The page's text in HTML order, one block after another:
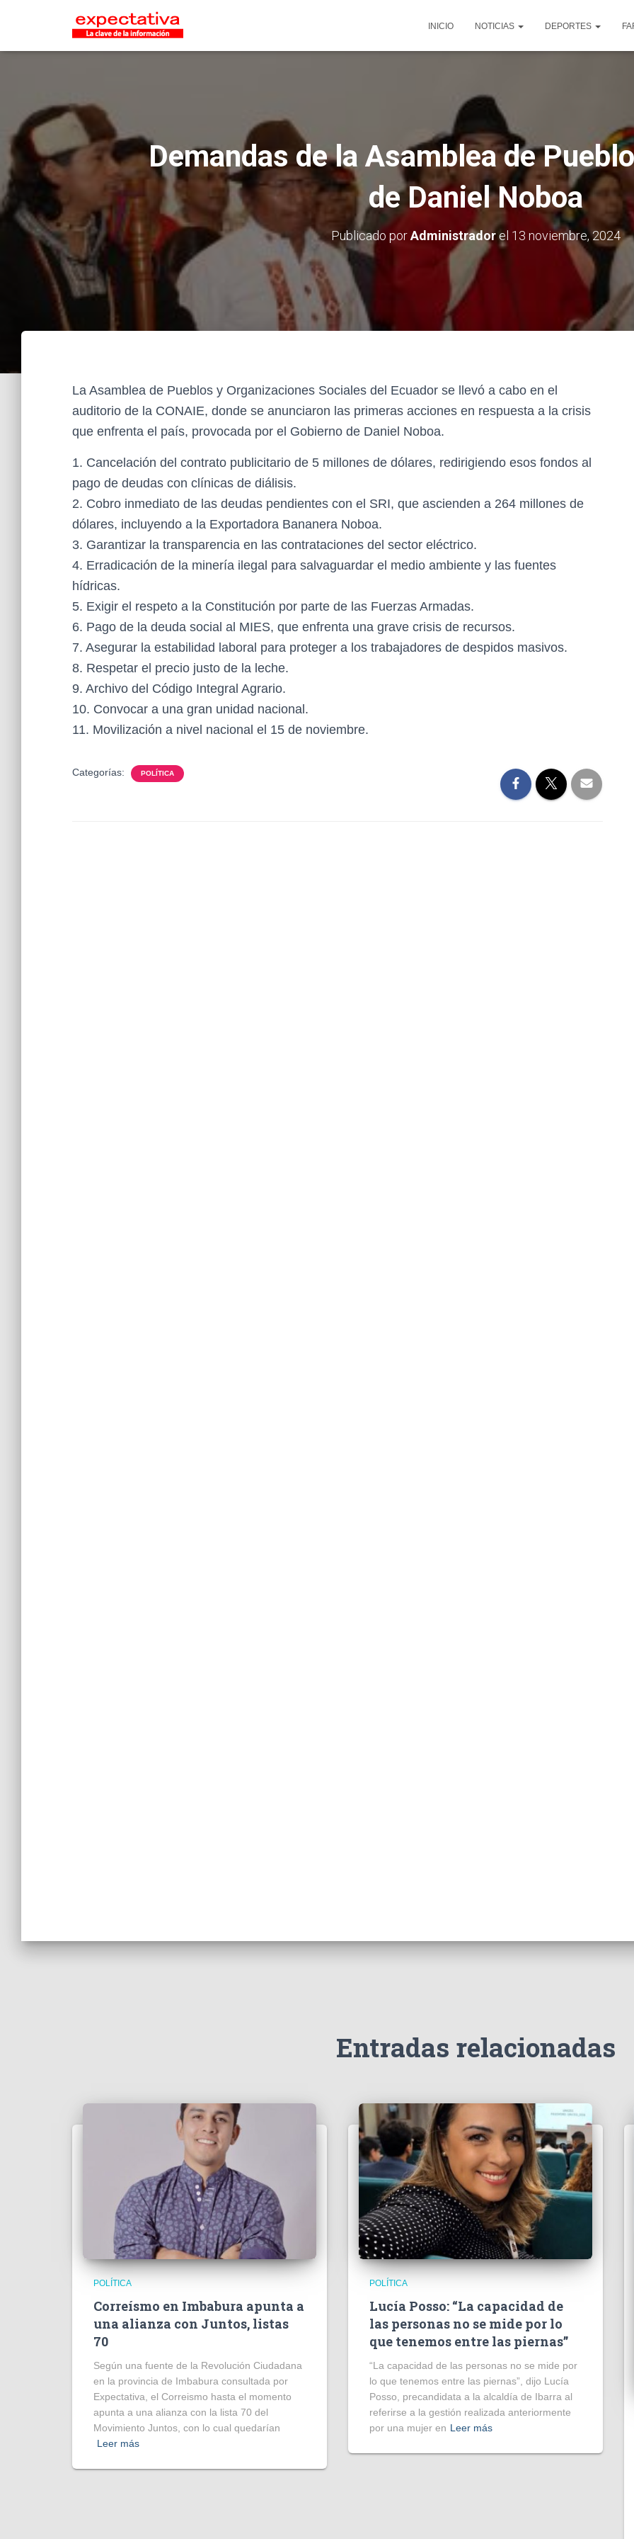
INICIO NOTICIAS DEPORTES
Demandas de la Asamblea de
de Daniel Noboa
Publicado porAdministradorel 13 noviembre, 2024
La Asamblea de Pueblos y Organizaciones Sociales del Ecuador se llevó a cabo en el
auditorio de la CONAIE, donde se anunciaron las primeras acciones en respuesta a la crisis
que enfrenta el país, provocada por el Gobierno de Daniel Noboa.
1. Cancelación del contrato publicitario de 5 millones de dólares, redirigiendo esos fondos al
pago de deudas con clínicas de diálisis.
2. Cobro inmediato de las deudas pendientes con el SRI, que ascienden a 264 millones de
dólares, incluyendo a la Exportadora Bananera Noboa.
3. Garantizar la transparencia en las contrataciones del sector eléctrico.
4. Erradicación de la minería ilegal para salvaguardar el medio ambiente y las fuentes
hídricas.
5. Exigir el respeto a la Constitución por parte de las Fuerzas Armadas.
6. Pago de la deuda social al MIES, que enfrenta una grave crisis de recursos.
7. Asegurar la estabilidad laboral para proteger a los trabajadores de despidos masivos.
8. Respetar el precio justo de la leche.
9. Archivo del Código Integral Agrario.
10. Convocar a una gran unidad nacional.
11. Movilización a nivel nacional el 15 de noviembre.
Categorías: POLÍTICA
Entradas relacionadas
POLÍTICA
Correísmo en Imbabura apunta a
una alianza con Juntos, listas
70
Según una fuente de la Revolución Ciudadana
en la provincia de Imbabura consultada por
Expectativa, el Correismo hasta el momento
apunta a una alianza con la lista 70 del
Movimiento Juntos, con lo cual quedarían
Leer más
POLÍTICA
Lucía Posso: “La capacidad de
las personas no se mide por lo
que tenemos entre las piernas”
“La capacidad de las personas no se mide por
lo que tenemos entre las piernas”, dijo Lucía
Posso, precandidata a la alcaldía de Ibarra al
referirse a la gestión realizada anteriormente
por una mujer en Leer más